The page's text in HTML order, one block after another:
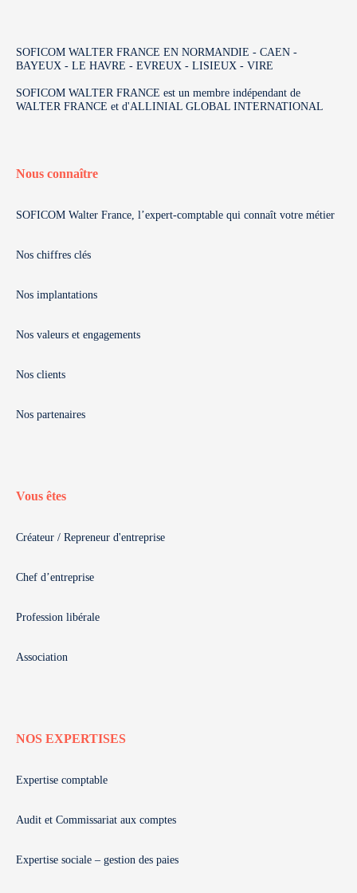
SOFICOM WALTER FRANCE EN NORMANDIE - CAEN -
BAYEUX - LE HAVRE - EVREUX - LISIEUX - VIRE
SOFICOM WALTER FRANCE est un membre indépendant de
WALTER FRANCE et d'ALLINIAL GLOBAL INTERNATIONAL
Nous connaître
SOFICOM Walter France, l’expert-comptable qui connaît votre métier
Nos chiffres clés
Nos implantations
Nos valeurs et engagements
Nos clients
Nos partenaires
Vous êtes
Créateur / Repreneur d'entreprise
Chef d’entreprise
Profession libérale
Association
NOS EXPERTISES
Expertise comptable
Audit et Commissariat aux comptes
Expertise sociale – gestion des paies